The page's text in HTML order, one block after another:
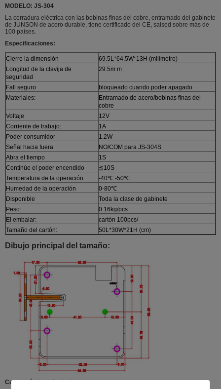
MODELO: JS-304
La cerradura eléctrica con las bobinas finas del cobre, entramado del gabinete
de JUNSON de acero durable, tiene certificado del CE, salsed sobre más de
100 países.
Especificaciones:
Cierre la dimensión
69.5L*64.5W*13H (milímetro)
Longitud de la clavija de
seguridad
29.5m m
Fall seguro
bloqueado cuando poder apagado
Materiales:
Entramado de acero/bobinas finas del
cobre
Voltaje
12V
Corriente de trabajo:
1A
Poder consumidor
1.2W
Señal hacia fuera
NO/COM para JS-304S
Abra el tiempo
1S
Continúe el poder encendido
≦10S
Temperatura de la operación
-40℃ -50℃
Humedad de la operación
0-80℃
Disponible
Toda la clase de gabinete
Peso:
0.16kg/pcs
El embalar:
cartón 100pcs/
Tamaño del cartón:
50L*30W*21H (cm)
Dibujo principal del tamaño:
Característica principal: